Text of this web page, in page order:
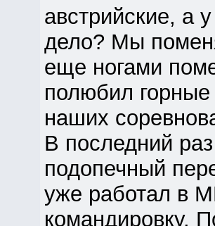
австрийские, а
дело? Мы
еще ногами
полюбил
наших
В последний
подопечный
уже работал в
командировку.